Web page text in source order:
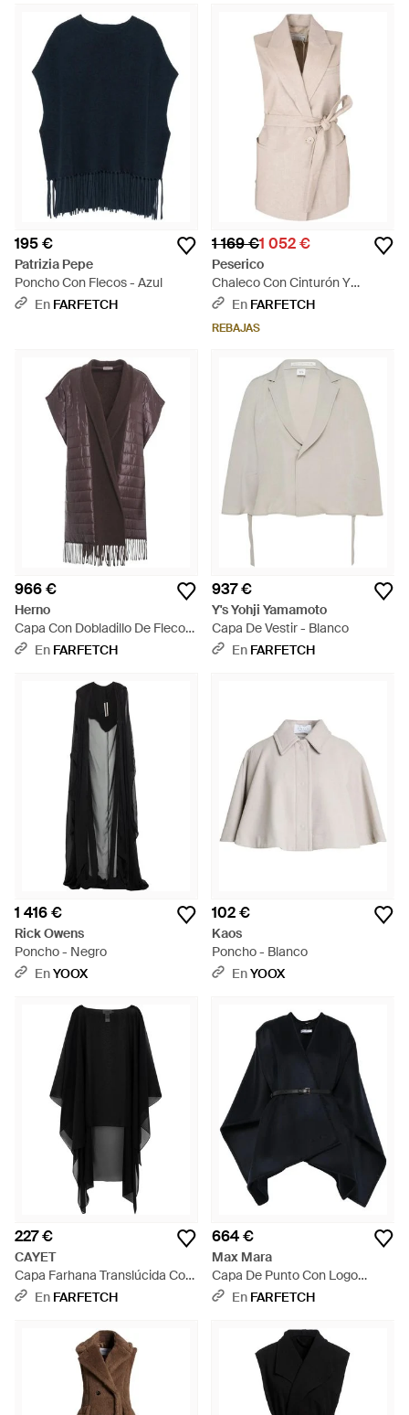
195 €
Patrizia Pepe
Poncho Con Flecos - Azul
En FARFETCH
1 169 €1 052 €
Peserico
Chaleco Con Cinturón Y
Solapas De Muesca - Neutro
En FARFETCH
REBAJAS
966 €
Herno
Capa Con Dobladillo De Flecos
- Marrón
En FARFETCH
937 €
Y's Yohji Yamamoto
Capa De Vestir - Blanco
En FARFETCH
1 416 €
Rick Owens
Poncho - Negro
EnYOOX
102 €
Kaos
Poncho - Blanco
EnYOOX
227 €
CAYET
Capa Farhana Translúcida Con
Dobladillo Asimétrico - Negro
En FARFETCH
664 €
Max Mara
Capa De Punto Con Logo
Bordado - Negro
En FARFETCH